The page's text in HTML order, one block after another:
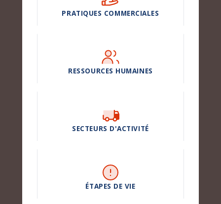
PRATIQUES COMMERCIALES
RESSOURCES HUMAINES
SECTEURS D'ACTIVITÉ
ÉTAPES DE VIE